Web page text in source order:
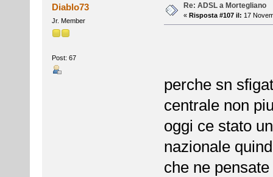
Diablo73
Jr. Member
Post: 67
Re: ADSL a Mortegliano
« Risposta #107 il: 17
perche sn
centrale non
oggi ce stato
nazionale
che ne